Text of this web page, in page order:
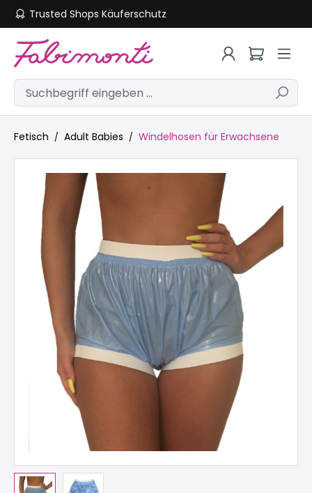
Zum Hauptinhalt springen
Trusted Shops Käuferschutz
Fetisch Adult Babies Windelhosen für Erwachsene